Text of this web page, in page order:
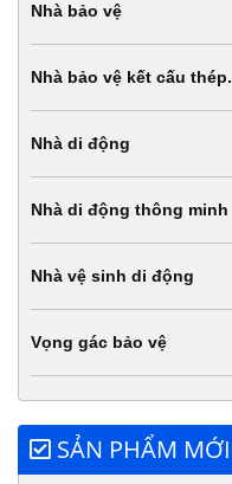
Nhà bảo vệ
Nhà bảo vệ kết cấu thép.
Nhà di động
Nhà di động thông minh
Nhà vệ sinh di động
Vọng gác bảo vệ
SẢN PHẨM MỚI